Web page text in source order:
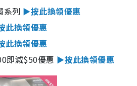
系列 ►按此換領優惠
此換領優惠
此換領優惠
即減$50優惠 ►按此換領優惠